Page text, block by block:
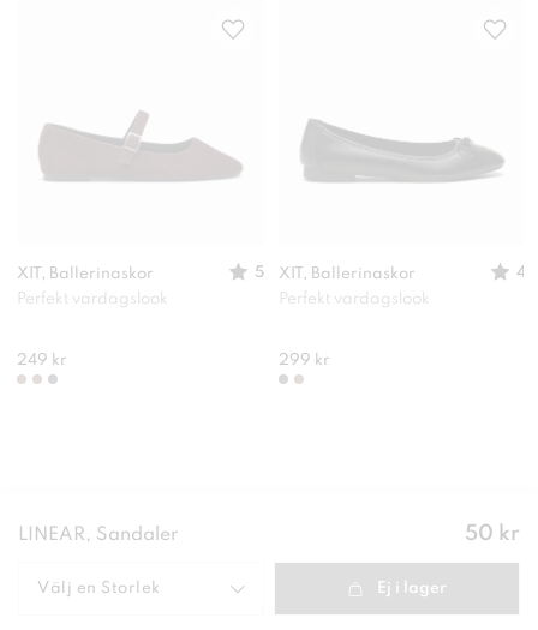
XIT, Ballerinaskor
5
Perfekt vardagslook
249 kr
XIT, Ballerinaskor
4
Perfekt vardagslook
299 kr
LINEAR, Sandaler Pris:
50 kr
Välj en Storlek Ej i lager